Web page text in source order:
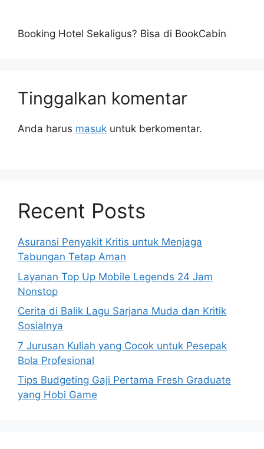
Booking Hotel Sekaligus? Bisa di BookCabin
Tinggalkan komentar
Anda harus masuk untuk berkomentar.
Recent Posts
Asuransi Penyakit Kritis untuk Menjaga
Tabungan Tetap Aman
Layanan Top Up Mobile Legends 24 Jam
Nonstop
Cerita di Balik Lagu Sarjana Muda dan Kritik
Sosialnya
7 Jurusan Kuliah yang Cocok untuk Pesepak
Bola Profesional
Tips Budgeting Gaji Pertama Fresh Graduate
yang Hobi Game